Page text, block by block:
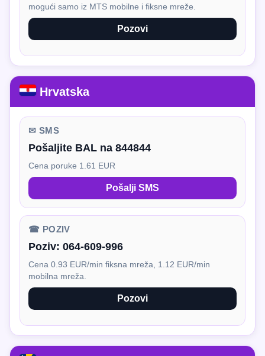
mogući samo iz MTS mobilne i fiksne mreže.
Pozovi
Hrvatska
✉ SMS
Pošaljite BAL na 844844
Cena poruke 1.61 EUR
Pošalji SMS
☎ POZIV
Poziv: 064-609-996
Cena 0.93 EUR/min fiksna mreža, 1.12 EUR/min
mobilna mreža.
Pozovi